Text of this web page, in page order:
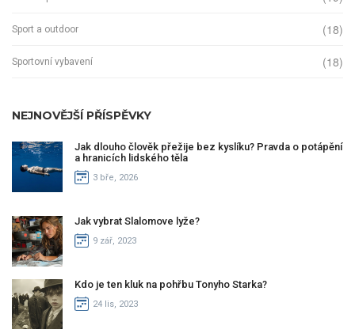
Sport a outdoor (18)
Sportovní vybavení (18)
NEJNOVĚJŠÍ PŘÍSPĚVKY
Jak dlouho člověk přežije bez kyslíku? Pravda o potápění
a hranicích lidského těla
3 bře, 2026
Jak vybrat Slalomove lyže?
9 zář, 2023
Kdo je ten kluk na pohřbu Tonyho Starka?
24 lis, 2023